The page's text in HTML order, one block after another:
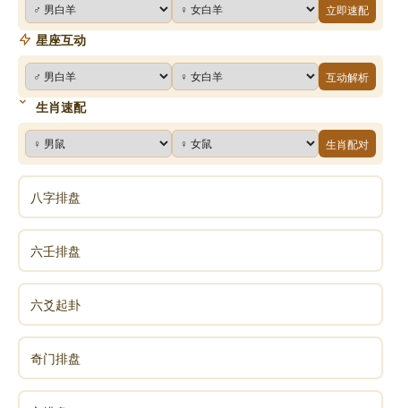
立即速配
星座互动
互动解析
生肖速配
生肖配对
八字排盘
六壬排盘
六爻起卦
奇门排盘